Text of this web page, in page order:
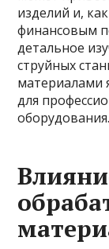
изделий и,
финансовым
детальное
струйных
материалами
для
оборудования.